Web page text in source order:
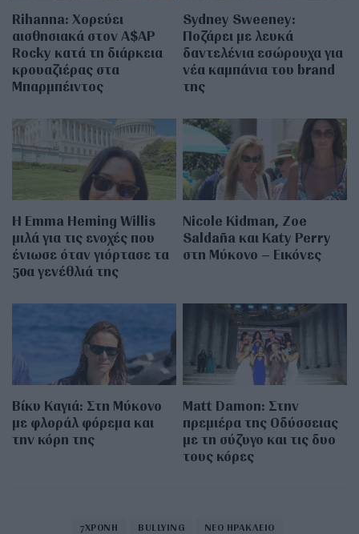
Rihanna: Χορεύει
αισθησιακά στον A$AP
Rocky κατά τη διάρκεια
κρουαζιέρας στα
Μπαρμπέιντος
Sydney Sweeney:
Ποζάρει με λευκά
δαντελένια εσώρουχα για
νέα καμπάνια του brand
της
H Emma Heming Willis
μιλά για τις ενοχές που
ένιωσε όταν γιόρτασε τα
50α γενέθλιά της
Nicole Kidman, Zoe
Saldaña και Katy Perry
στη Μύκονο – Εικόνες
Βίκυ Καγιά: Στη Μύκονο
με φλοράλ φόρεμα και
την κόρη της
Matt Damon: Στην
πρεμιέρα της Οδύσσειας
με τη σύζυγο και τις δυο
τους κόρες
7ΧΡΟΝΗ BULLYING ΝΕΟ ΗΡΑΚΛΕΙΟ